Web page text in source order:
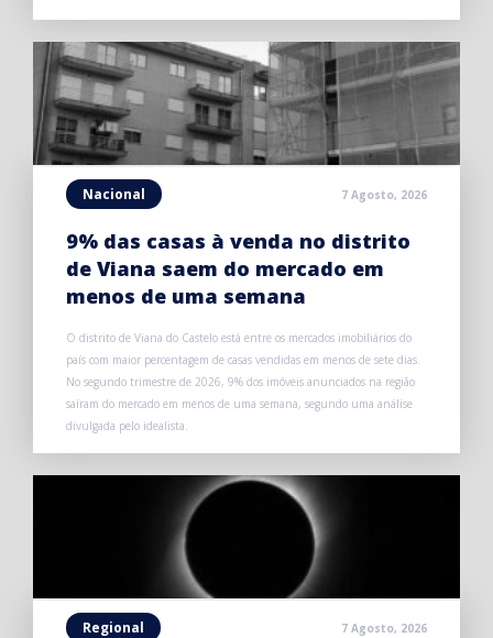
Nacional 7 Agosto, 2026
9% das casas à venda no distrito
de Viana saem do mercado em
menos de uma semana
O distrito de Viana do Castelo está entre os mercados imobiliários do
país com maior percentagem de casas vendidas em menos de sete dias.
No segundo trimestre de 2026, 9% dos imóveis anunciados na região
saíram do mercado em menos de uma semana, segundo uma análise
divulgada pelo idealista.
Regional 7 Agosto, 2026